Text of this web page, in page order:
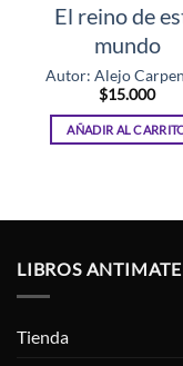
El reino de
mundo
Autor: Alejo
$15.000
AÑADIR AL
LIBROS
Tienda